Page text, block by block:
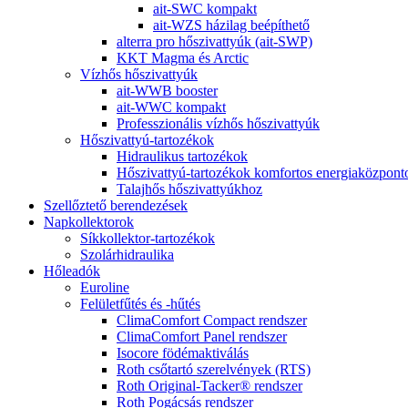
ait-SWC kompakt
ait-WZS házilag beépíthető
alterra pro hőszivattyúk (ait-SWP)
KKT Magma és Arctic
Vízhős hőszivattyúk
ait-WWB booster
ait-WWC kompakt
Professzionális vízhős hőszivattyúk
Hőszivattyú-tartozékok
Hidraulikus tartozékok
Hőszivattyú-tartozékok komfortos
Talajhős hőszivattyúkhoz
Szellőztető berendezések
Napkollektorok
Síkkollektor-tartozékok
Szolárhidraulika
Hőleadók
Euroline
Felületfűtés és -hűtés
ClimaComfort Compact rendszer
ClimaComfort Panel rendszer
Isocore födémaktiválás
Roth csőtartó szerelvények (RTS)
Roth Original-Tacker® rendszer
Roth Pogácsás rendszer